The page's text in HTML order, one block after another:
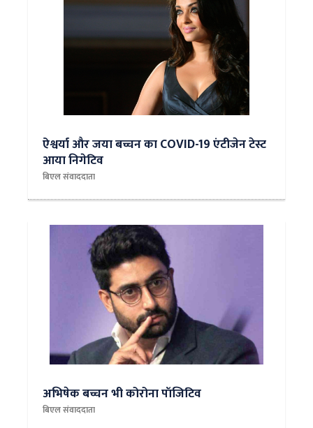
ऐश्वर्या और जया बच्चन का COVID-19 एंटीजेन टेस्ट
आया निगेटिव
बिएल संवाददाता
अभिषेक बच्चन भी कोरोना पॉजिटिव
बिएल संवाददाता